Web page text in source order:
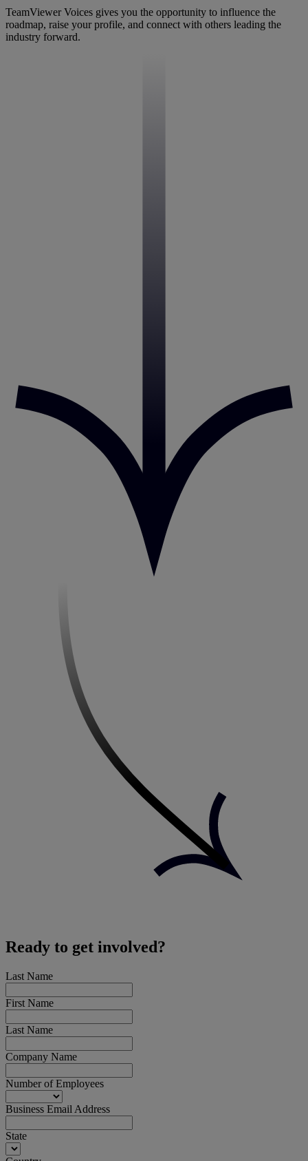
TeamViewer Voices gives you the opportunity to influence the
roadmap, raise your profile, and connect with others leading the
industry forward.
Ready to get involved?
Last Name
First Name
Last Name
Company Name
Number of Employees
Business Email Address
State